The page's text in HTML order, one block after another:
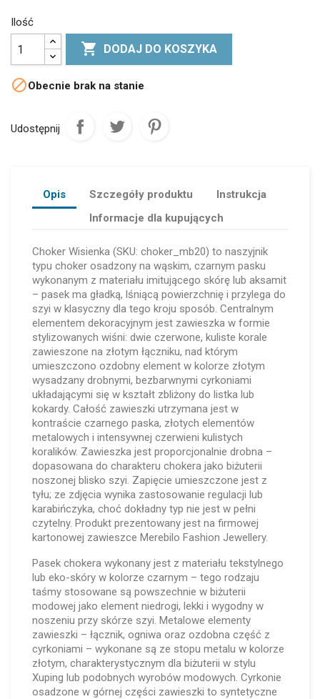
Ilość
 DODAJ DO KOSZYKA
Obecnie brak na stanie
Udostępnij
Opis Szczegóły produktu
Instrukcja
Informacje dla kupujących
Choker Wisienka (SKU: choker_mb20) to naszyjnik
typu choker osadzony na wąskim, czarnym pasku
wykonanym z materiału imitującego skórę lub aksamit
– pasek ma gładką, lśniącą powierzchnię i przylega do
szyi w klasyczny dla tego kroju sposób. Centralnym
elementem dekoracyjnym jest zawieszka w formie
stylizowanych wiśni: dwie czerwone, kuliste korale
zawieszone na złotym łączniku, nad którym
umieszczono ozdobny element w kolorze złotym
wysadzany drobnymi, bezbarwnymi cyrkoniami
układającymi się w kształt zbliżony do listka lub
kokardy. Całość zawieszki utrzymana jest w
kontraście czarnego paska, złotych elementów
metalowych i intensywnej czerwieni kulistych
koralików. Zawieszka jest proporcjonalnie drobna –
dopasowana do charakteru chokera jako biżuterii
noszonej blisko szyi. Zapięcie umieszczone jest z
tyłu; ze zdjęcia wynika zastosowanie regulacji lub
karabińczyka, choć dokładny typ nie jest w pełni
czytelny. Produkt prezentowany jest na firmowej
kartonowej zawieszce Merebilo Fashion Jewellery.
Pasek chokera wykonany jest z materiału tekstylnego
lub eko-skóry w kolorze czarnym – tego rodzaju
taśmy stosowane są powszechnie w biżuterii
modowej jako element niedrogi, lekki i wygodny w
noszeniu przy skórze szyi. Metalowe elementy
zawieszki – łącznik, ogniwa oraz ozdobna część z
cyrkoniami – wykonane są ze stopu metalu w kolorze
złotym, charakterystycznym dla biżuterii w stylu
Xuping lub podobnych wyrobów modowych. Cyrkonie
osadzone w górnej części zawieszki to syntetyczne